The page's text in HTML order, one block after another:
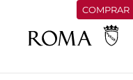
COMPRAR